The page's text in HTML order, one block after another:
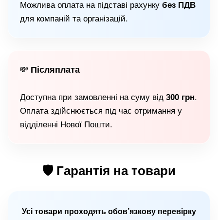
Можлива оплата на підставі рахунку без ПДВ
для компаній та організацій.
💸 Післяплата
Доступна при замовленні на суму від 300 грн.
Оплата здійснюється під час отримання у
відділенні Нової Пошти.
🛡 Гарантія на товари
Усі товари проходять обов’язкову перевірку